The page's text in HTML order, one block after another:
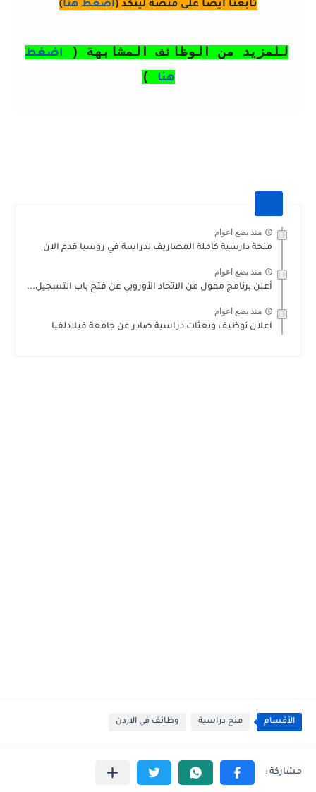
تابعنا ايضا على منصة لينكد (اضغط هنا)
للمزيد من الوظائف المشابهة (
اضغط
هنا
)
منذ بضع اعوام
منحة دارسية كاملة المصاريف لدراسة في روسيا قدم الان
منذ بضع اعوام
أعلن برنامج ممول من الاتحاد الأوروبي عن فتح باب التسجيل...
منذ بضع اعوام
اعلان توظيف وبعثات دراسية صادر عن جامعة فيلادلفيا
الأقسام منح دراسية وظائف في الاردن